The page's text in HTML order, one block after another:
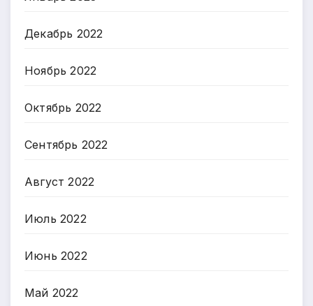
Декабрь 2022
Ноябрь 2022
Октябрь 2022
Сентябрь 2022
Август 2022
Июль 2022
Июнь 2022
Май 2022